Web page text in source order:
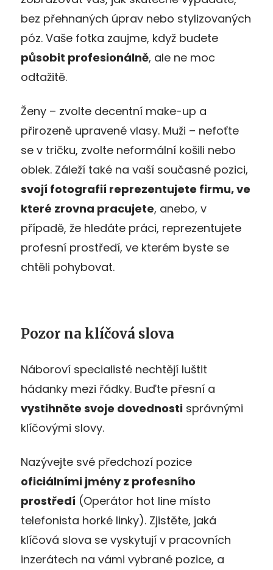
bez přehnaných úprav nebo stylizovaných
póz. Vaše fotka zaujme, když budete
působit profesionálně, ale ne moc
odtažitě.
Ženy – zvolte decentní make-up a
přirozeně upravené vlasy. Muži – nefoťte
se v tričku, zvolte neformální košili nebo
oblek. Záleží také na vaší současné pozici,
svojí fotografií reprezentujete firmu, ve
které zrovna pracujete, anebo, v
případě, že hledáte práci, reprezentujete
profesní prostředí, ve kterém byste se
chtěli pohybovat.
Pozor na klíčová slova
Náboroví specialisté nechtějí luštit
hádanky mezi řádky. Buďte přesní a
vystihněte svoje dovednosti správnými
klíčovými slovy.
Nazývejte své předchozí pozice
oficiálními jmény z profesního
prostředí (Operátor hot line místo
telefonista horké linky). Zjistěte, jaká
klíčová slova se vyskytují v pracovních
inzerátech na vámi vybrané pozice, a